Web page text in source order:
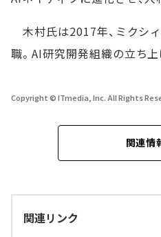
木村氏は2017年、ミクシ
職。AI研究開発組織の立ち
Copyright © ITmedia, Inc. All Rights
関連情
関連リンク